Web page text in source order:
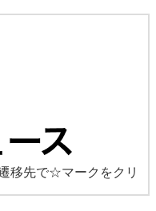
遷移先で☆マークをクリ